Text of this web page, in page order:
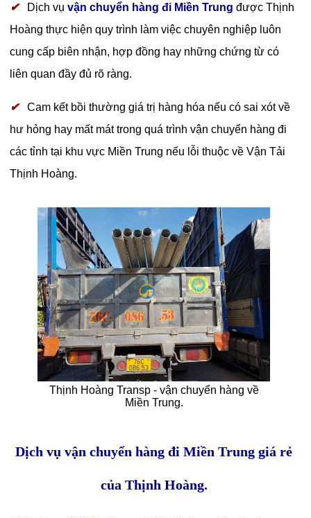
✔Dịch vụvận chuyển hàng đi Miền Trung được Thịnh
Hoàng thực hiện quy trình làm việc chuyên nghiệp luôn
cung cấp biên nhận, hợp đồng hay những chứng từ có
liên quan đầy đủ rõ ràng.
✔Cam kết bồi thường giá trị hàng hóa nếu có sai xót về
hư hỏng hay mất mát trong quá trình vận chuyển hàng đi
các tỉnh tại khu vực Miền Trung nếu lỗi thuộc về Vận Tải
Thịnh Hoàng.
Thịnh Hoàng Transp - vận chuyển hàng về
Miền Trung.
Dịch vụ vận chuyển hàng đi Miền Trung giá rẻ
của Thịnh Hoàng.